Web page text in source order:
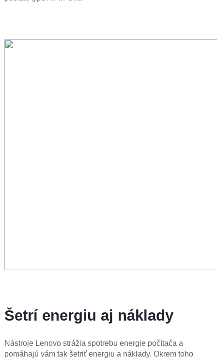
Šetrí energiu aj náklady
Nástroje Lenovo strážia spotrebu energie počítača a
pomáhajú vám tak šetriť energiu a náklady. Okrem toho